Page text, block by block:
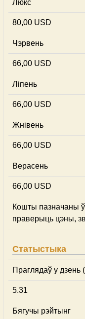
Люкс
80,00 USD
Чэрвень
66,00 USD
Ліпень
66,00 USD
Жнівень
66,00 USD
Верасень
66,00 USD
Кошты пазначаны
праверыць цэны,
Статыстыка
Праглядаў у дзень
5.31
Бягучы рэйтынг